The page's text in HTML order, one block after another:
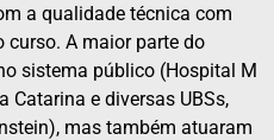
a qualidade técnica com
curso. A maior parte do
sistema público (Hospital M
Catarina e diversas UBSs,
mas também atuaram